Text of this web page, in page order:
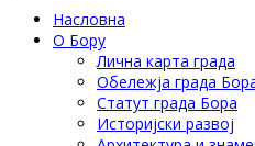
Насловна
О Бору
Лична карта града
Обележја града
Статут града Бора
Историјски развој